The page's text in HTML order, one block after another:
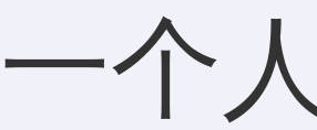
一个